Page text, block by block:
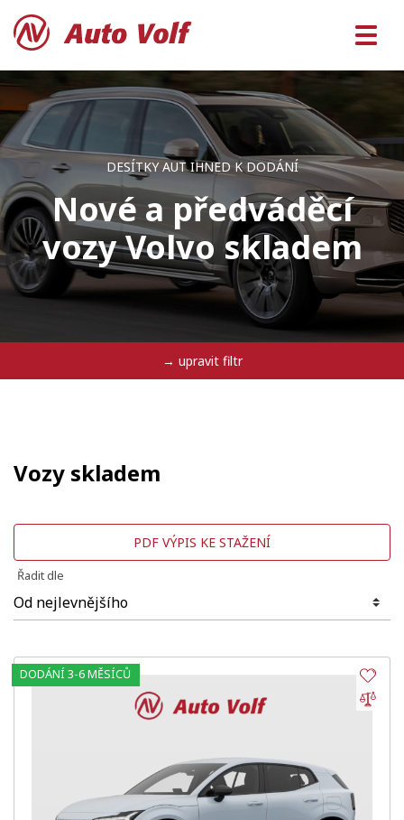
DESÍTKY AUT IHNED K DODÁNÍ
Nové a předváděcí
vozy Volvo skladem
→ upravit filtr
Vozy skladem
PDF VÝPIS KE STAŽENÍ
Řadit dle
DODÁNÍ 3-6 MĚSÍCŮ